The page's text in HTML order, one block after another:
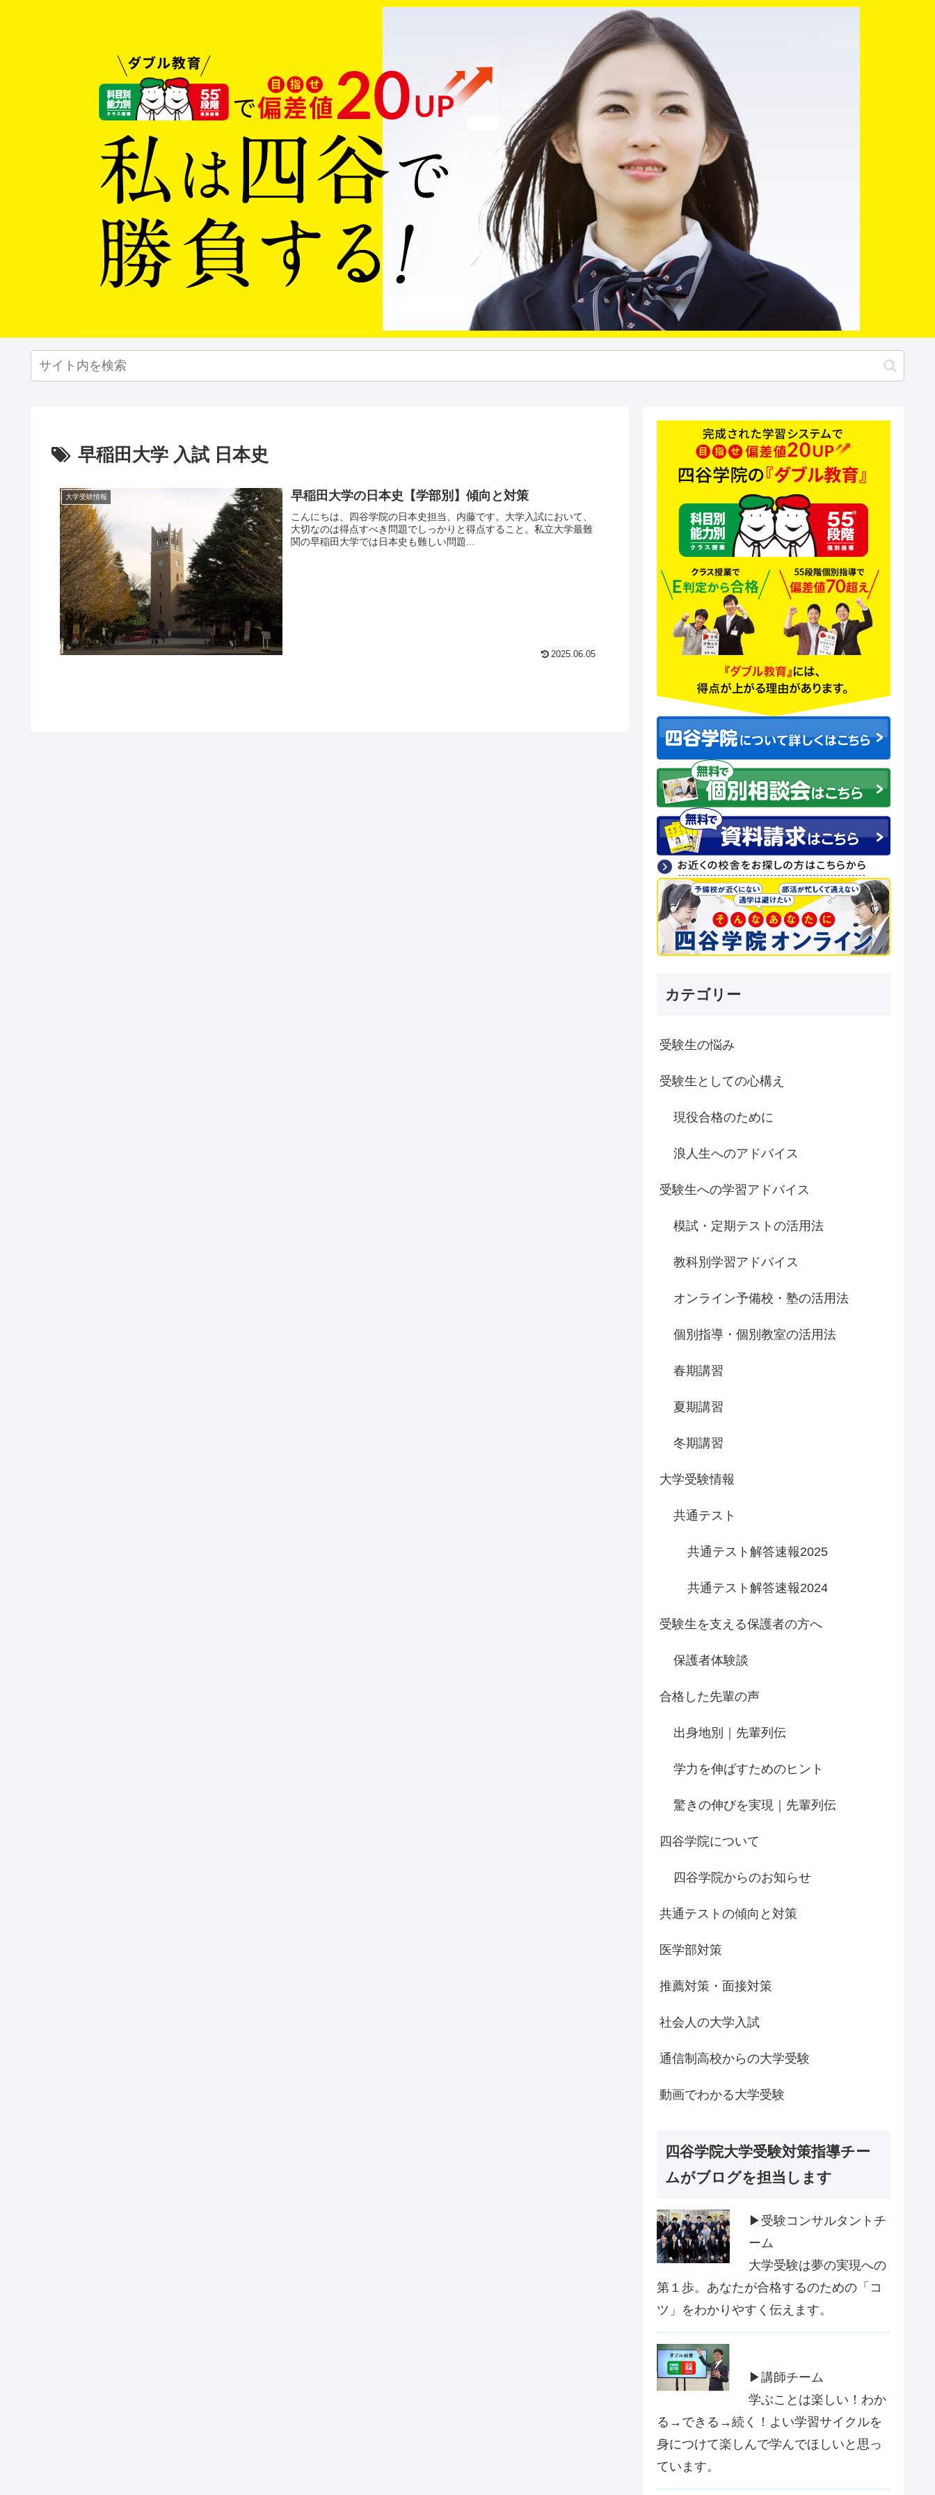
早稲田大学 入試 日本史
大学受験情報 早稲田大学の日本史【学部別】傾向と対策
こんにちは、四谷学院の日本史担当、内藤です。大学入試において、
大切なのは得点すべき問題でしっかりと得点すること。私立大学最難
関の早稲田大学では日本史も難しい問題...
2025.06.05
カテゴリー
受験生の悩み
受験生としての心構え
現役合格のために
浪人生へのアドバイス
受験生への学習アドバイス
模試・定期テストの活用法
教科別学習アドバイス
オンライン予備校・塾の活用法
個別指導・個別教室の活用法
春期講習
夏期講習
冬期講習
大学受験情報
共通テスト
共通テスト解答速報2025
共通テスト解答速報2024
受験生を支える保護者の方へ
保護者体験談
合格した先輩の声
出身地別｜先輩列伝
学力を伸ばすためのヒント
驚きの伸びを実現｜先輩列伝
四谷学院について
四谷学院からのお知らせ
共通テストの傾向と対策
医学部対策
推薦対策・面接対策
社会人の大学入試
通信制高校からの大学受験
動画でわかる大学受験
四谷学院大学受験対策指導チー
ムがブログを担当します
▶受験コンサルタントチ
ーム
大学受験は夢の実現への
第１歩。あなたが合格するのための「コ
ツ」をわかりやすく伝えます。
▶講師チーム
学ぶことは楽しい！わか
る→できる→続く！よい学習サイクルを
身につけて楽しんで学んでほしいと思っ
ています。